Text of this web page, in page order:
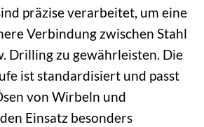
präzise verarbeitet, um eine
Verbindung zwischen Stahl
Drilling zu gewährleisten. Die
ist standardisiert und passt
von Wirbeln und
Einsatz besonders